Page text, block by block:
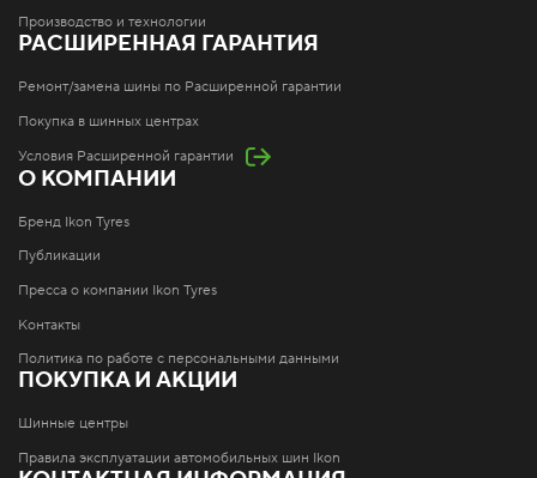
Производство и технологии
РАСШИРЕННАЯ ГАРАНТИЯ
Ремонт/замена шины по Расширенной гарантии
Покупка в шинных центрах
Условия Расширенной гарантии
О КОМПАНИИ
Бренд Ikon Tyres
Публикации
Пресса о компании Ikon Tyres
Контакты
Политика по работе с персональными данными
ПОКУПКА И АКЦИИ
Шинные центры
Правила эксплуатации автомобильных шин Ikon